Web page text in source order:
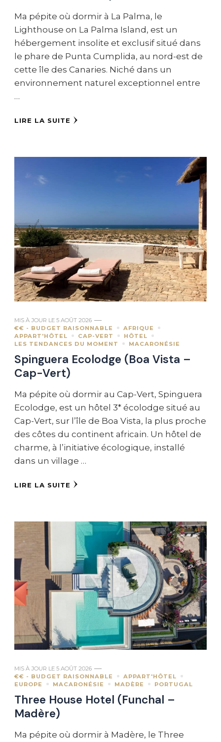
Ma pépite où dormir à La Palma, le
Lighthouse on La Palma Island, est un
hébergement insolite et exclusif situé dans
le phare de Punta Cumplida, au nord-est de
cette île des Canaries. Niché dans un
environnement naturel exceptionnel entre
…
LIRE LA SUITE
MIS À JOUR LE 5 AOÛT 2026
€€ - BUDGET RAISONNABLE
AFRIQUE
APPART'HÔTEL
CAP-VERT
HÔTEL
LES TENDANCES DU MOMENT
MACARONÉSIE
Spinguera Ecolodge (Boa Vista –
Cap-Vert)
Ma pépite où dormir au Cap-Vert, Spinguera
Ecolodge, est un hôtel 3* écolodge situé au
Cap-Vert, sur l’île de Boa Vista, la plus proche
des côtes du continent africain. Un hôtel de
charme, à l’initiative écologique, installé
dans un village …
LIRE LA SUITE
MIS À JOUR LE 5 AOÛT 2026
€€ - BUDGET RAISONNABLE
APPART'HÔTEL
EUROPE
MACARONÉSIE MADÈRE PORTUGAL
Three House Hotel (Funchal –
Madère)
Ma pépite où dormir à Madère, le Three